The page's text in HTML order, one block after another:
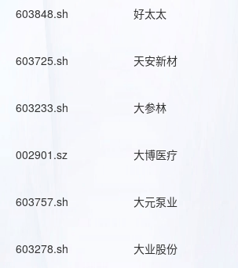
603848.sh 好太太
603725.sh 天安新材
603233.sh 大参林
002901.sz 大博医疗
603757.sh 大元泵业
603278.sh 大业股份